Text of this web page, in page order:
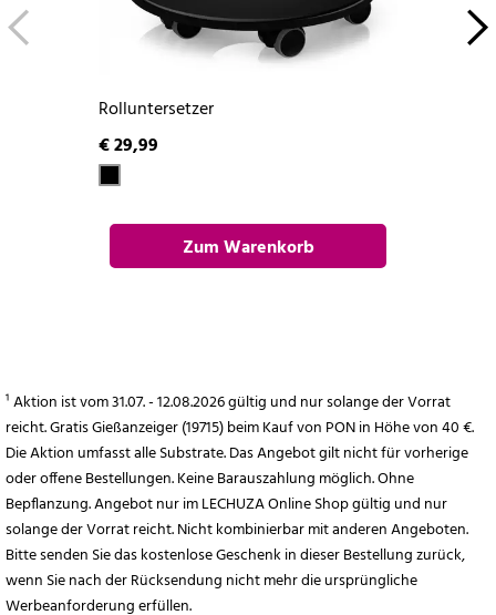
Rolluntersetzer
€ 29,99
Zum Warenkorb
¹ Aktion ist vom 31.07. - 12.08.2026 gültig und nur solange der Vorrat
reicht. Gratis Gießanzeiger (19715) beim Kauf von PON in Höhe von 40 €.
Die Aktion umfasst alle Substrate. Das Angebot gilt nicht für vorherige
oder offene Bestellungen. Keine Barauszahlung möglich. Ohne
Bepflanzung. Angebot nur im LECHUZA Online Shop gültig und nur
solange der Vorrat reicht. Nicht kombinierbar mit anderen Angeboten.
Bitte senden Sie das kostenlose Geschenk in dieser Bestellung zurück,
wenn Sie nach der Rücksendung nicht mehr die ursprüngliche
Werbeanforderung erfüllen.